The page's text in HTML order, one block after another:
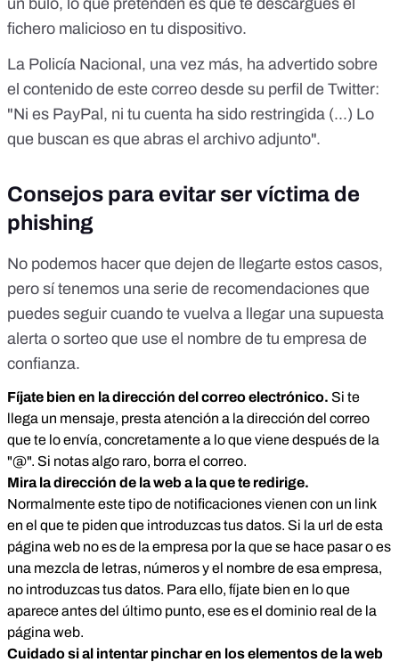
fichero malicioso en tu dispositivo.
La Policía Nacional, una vez más, ha advertido sobre
el contenido de este correo desde su perfil de Twitter:
"Ni es PayPal, ni tu cuenta ha sido restringida (...) Lo
que buscan es que abras el archivo adjunto".
Consejos para evitar ser víctima de
phishing
No podemos hacer que dejen de llegarte estos casos,
pero sí tenemos una serie de recomendaciones que
puedes seguir cuando te vuelva a llegar una supuesta
alerta o sorteo que use el nombre de tu empresa de
confianza.
Fíjate bien en la dirección del correo electrónico. Si te
llega un mensaje, presta atención a la dirección del correo
que te lo envía, concretamente a lo que viene después de la
"@". Si notas algo raro, borra el correo.
Mira la dirección de la web a la que te redirige.
Normalmente este tipo de notificaciones vienen con un link
en el que te piden que introduzcas tus datos. Si la url de esta
página web no es de la empresa por la que se hace pasar o es
una mezcla de letras, números y el nombre de esa empresa,
no introduzcas tus datos. Para ello, fíjate bien en lo que
aparece antes del último punto, ese es el dominio real de la
página web.
Cuidado si al intentar pinchar en los elementos de la web